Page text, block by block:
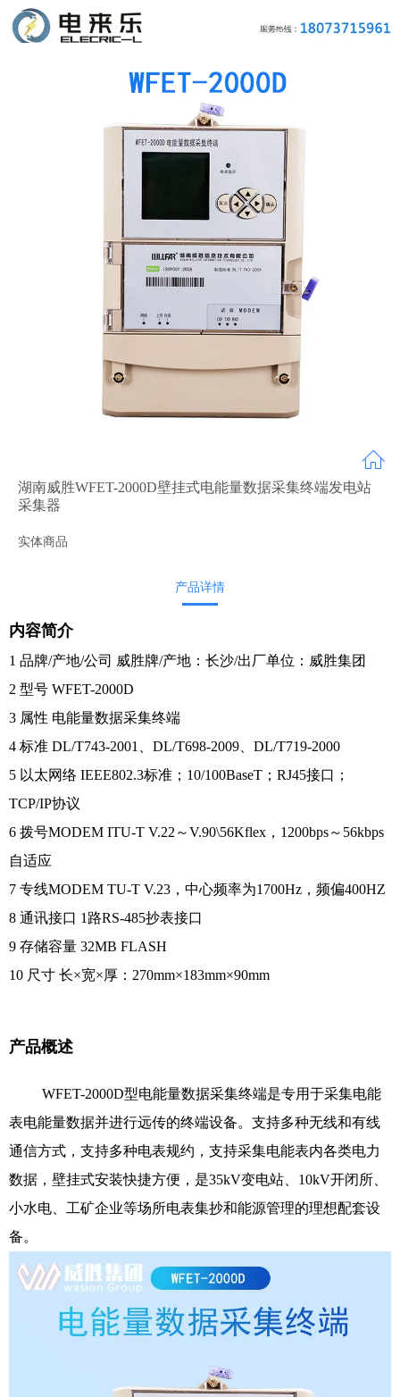
湖南威胜WFET-2000D壁挂式电能量数据采集终端发电站
采集器
实体商品
产品详情
内容简介
1 品牌/产地/公司 威胜牌/产地：长沙/出厂单位：威胜集团
2 型号 WFET-2000D
3 属性 电能量数据采集终端
4 标准 DL/T743-2001、DL/T698-2009、DL/T719-2000
5 以太网络 IEEE802.3标准；10/100BaseT；RJ45接口；
TCP/IP协议
6 拨号MODEM ITU-T V.22～V.90\56Kflex，1200bps～56kbps
自适应
7 专线MODEM TU-T V.23，中心频率为1700Hz，频偏400HZ
8 通讯接口 1路RS-485抄表接口
9 存储容量 32MB FLASH
10 尺寸 长×宽×厚：270mm×183mm×90mm
产品概述
WFET-2000D型电能量数据采集终端是专用于采集电能
表电能量数据并进行远传的终端设备。支持多种无线和有线
通信方式，支持多种电表规约，支持采集电能表内各类电力
数据，壁挂式安装快捷方便，是35kV变电站、10kV开闭所、
小水电、工矿企业等场所电表集抄和能源管理的理想配套设
备。